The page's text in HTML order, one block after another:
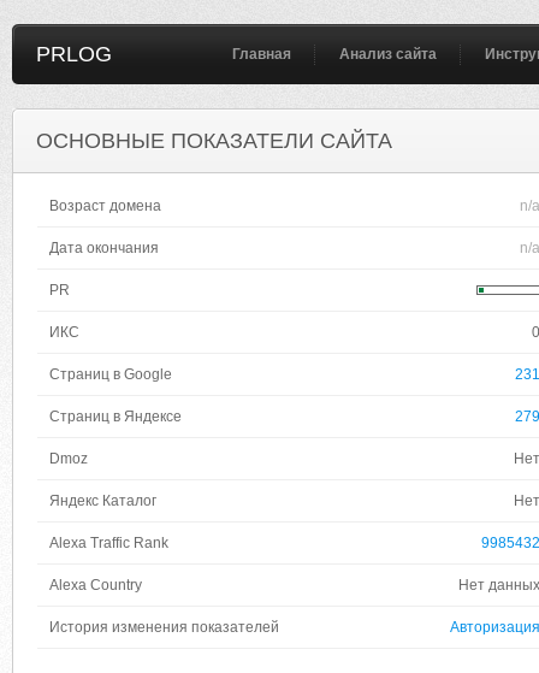
PRLOG Главная Анализ сайта
ОСНОВНЫЕ ПОКАЗАТЕЛИ САЙТА
Возраст домена n/a
Дата окончания n/a
PR
ИКС 0
Страниц в Google 231
Страниц в Яндексе 279
Dmoz Нет
Яндекс Каталог Нет
Alexa Traffic Rank 9985432
Alexa Country Нет данных
История изменения показателей Авторизация